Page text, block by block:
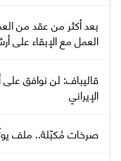
بعد أكثر من عقد من
العمل مع الإبقاء على
قاليباف: لن نوافق
الإيراني
صرخات مُكبّلة.. ملف